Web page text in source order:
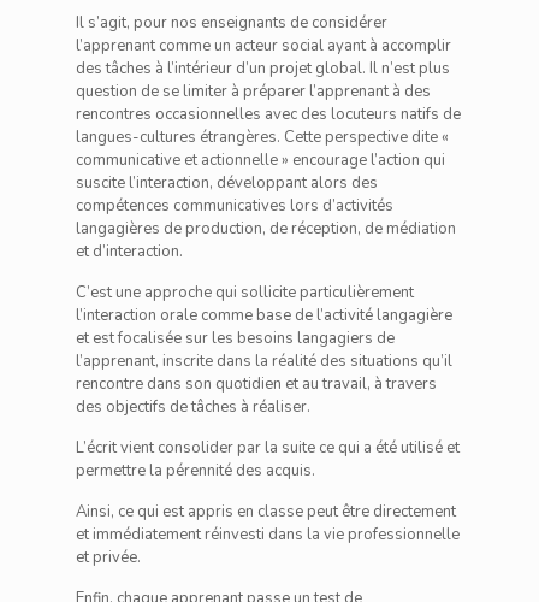
Il s’agit, pour nos enseignants de considérer
l’apprenant comme un acteur social ayant à accomplir
des tâches à l’intérieur d’un projet global. Il n’est plus
question de se limiter à préparer l’apprenant à des
rencontres occasionnelles avec des locuteurs natifs de
langues-cultures étrangères. Cette perspective dite «
communicative et actionnelle » encourage l’action qui
suscite l’interaction, développant alors des
compétences communicatives lors d’activités
langagières de production, de réception, de médiation
et d’interaction.
C’est une approche qui sollicite particulièrement
l’interaction orale comme base de l’activité langagière
et est focalisée sur les besoins langagiers de
l’apprenant, inscrite dans la réalité des situations qu’il
rencontre dans son quotidien et au travail, à travers
des objectifs de tâches à réaliser.
L’écrit vient consolider par la suite ce qui a été utilisé et
permettre la pérennité des acquis.
Ainsi, ce qui est appris en classe peut être directement
et immédiatement réinvesti dans la vie professionnelle
et privée.